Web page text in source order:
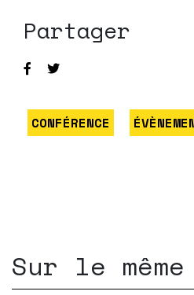
Partager
CONFÉRENCE
Sur le